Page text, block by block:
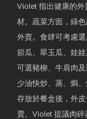
Violet 指出健康的外
材。蔬菜方面，綠
外賣。食肆可考慮
節瓜、翠玉瓜、娃
可選豬柳、牛肩肉
少油快炒、蒸、焗
存放於餐盒後，外
賣。Violet 提議肉